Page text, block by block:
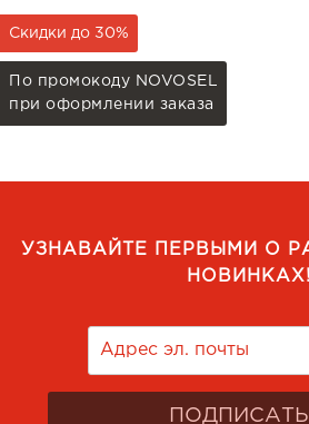
Скидки до 30%
По промокоду NOVOSEL
при оформлении заказа
УЗНАВАЙТЕ ПЕРВЫМИ О
НОВИНКАХ!